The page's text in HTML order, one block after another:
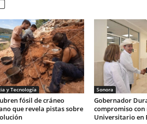
y Tecnología
fósil de cráneo
que revela pistas sobre
Sonora
Gobernador
compromiso
Universitario en